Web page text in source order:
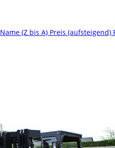
Name (Z bis A) Preis (aufsteigend)